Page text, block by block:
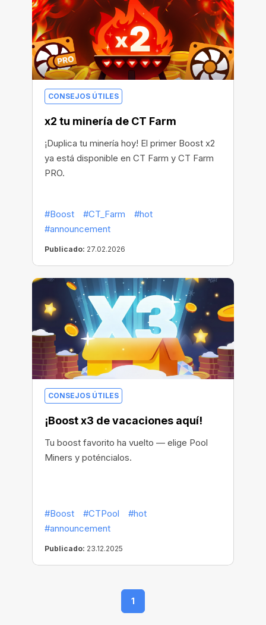
CONSEJOS ÚTILES
x2 tu minería de CT Farm
¡Duplica tu minería hoy! El primer Boost x2
ya está disponible en CT Farm y CT Farm
PRO.
#Boost #CT_Farm
#hot
#announcement
Publicado: 27.02.2026
CONSEJOS ÚTILES
¡Boost x3 de vacaciones aquí!
Tu boost favorito ha vuelto — elige Pool
Miners y poténcialos.
#Boost #CTPool
#hot
#announcement
Publicado: 23.12.2025
1